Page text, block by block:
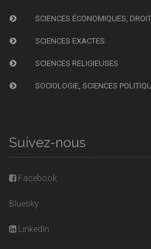
SCIENCES ÉCONOMIQUES, DROIT
SCIENCES EXACTES
SCIENCES RELIGIEUSES
SOCIOLOGIE, SCIENCES
Suivez-nous
Facebook
Bluesky
LinkedIn